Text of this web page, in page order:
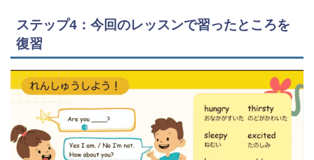
ステップ4：今回のレッスンで習ったところを
復習